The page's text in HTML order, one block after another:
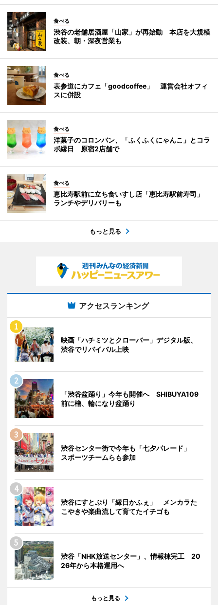
食べる
渋谷の老舗居酒屋「山家」が再始動 本店を大規模
改装、朝・深夜営業も
食べる
表参道にカフェ「goodcoffee」 運営会社オフィ
スに併設
食べる
洋菓子のコロンバン、「ふくふくにゃんこ」とコラ
ボ縁日 原宿2店舗で
食べる
恵比寿駅前に立ち食いすし店「恵比寿駅前寿司」
ランチやデリバリーも
もっと見る
アクセスランキング
映画「ハチミツとクローバー」デジタル版、
渋谷でリバイバル上映
「渋谷盆踊り」今年も開催へ SHIBUYA109
前に櫓、輪になり盆踊り
渋谷センター街で今年も「七夕パレード」
スポーツチームらも参加
渋谷にすとぷり「縁日かふぇ」 メンカラた
こやきや楽曲流して育てたイチゴも
渋谷「NHK放送センター」、情報棟完工 20
26年から本格運用へ
もっと見る